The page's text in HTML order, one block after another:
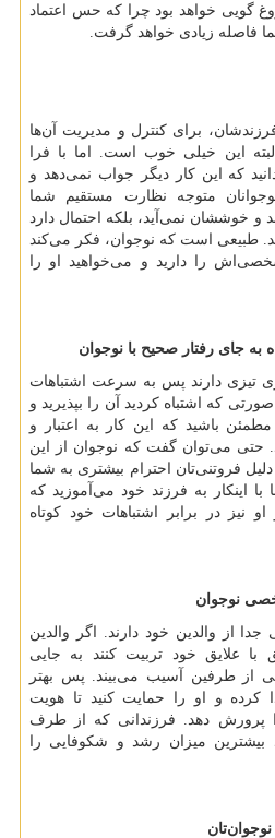
گویی خواهد بود چرا که حس اعتماد
فاصله زیادی خواهد گرفت.
سنین 2 تا 6 سال فرزندشان، برای کنترل و مدیریت آن‌ها
این خیلی خوب است. اما با فرا
که این کار دیگر جواب نمی‌دهد و
متوجه نظارت مستقیم شما
و خوششان نمی‌آید، بلکه احتمال دارد
طبیعی است که نوجوان، فکر می‌کند
را دارید و می‌خواهید او را
تیزی دارند پس به سرعت اشتباهات
که اشتباه کردید آن را بپذیرید و
باشید که این کار به اعتبار و
حتی می‌توان گفت که نوجوان از این
فروتنی‌تان احترام بیشتری به شما
اینکار به فرزند خود می‌آموزید که
در برابر اشتباهات خود کوتاه
جدا از والدین خود دارند. اگر والدین
با علایق خود تربیت کنند به جایی
از طرفین آسیب می‌بیند. پس بهتر
کرده و او را حمایت کنید تا هویت
دهد. فرزندانی که از طرف
میزان رشد و شکوفایی را